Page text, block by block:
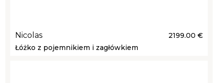
Nicolas
2199.00 €
Łóżko z pojemnikiem i zagłówkiem